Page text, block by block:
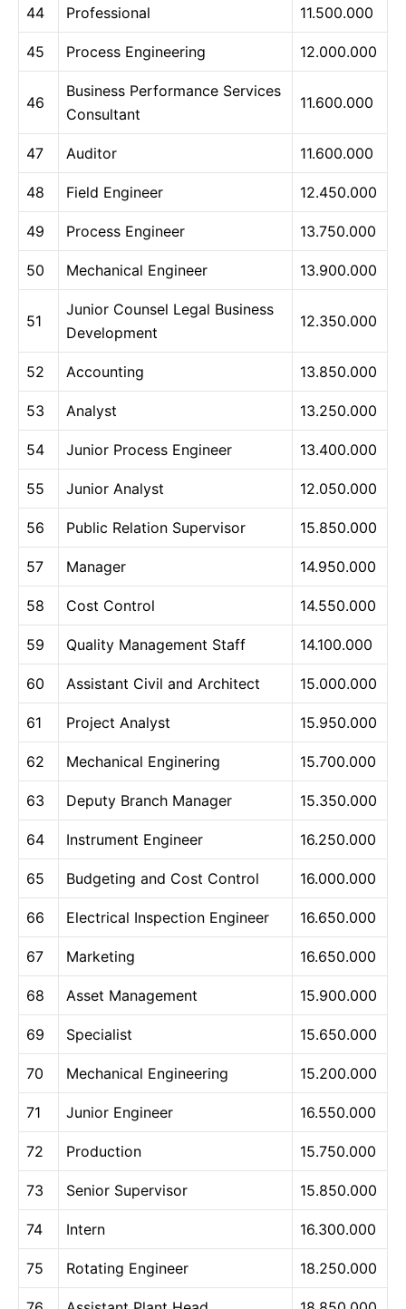
44 Professional 11.500.000
45 Process Engineering 12.000.000
46
Business Performance Services
Consultant
11.600.000
47 Auditor 11.600.000
48 Field Engineer 12.450.000
49 Process Engineer 13.750.000
50 Mechanical Engineer 13.900.000
51
Junior Counsel Legal Business
Development
12.350.000
52 Accounting 13.850.000
53 Analyst 13.250.000
54 Junior Process Engineer 13.400.000
55 Junior Analyst 12.050.000
56 Public Relation Supervisor 15.850.000
57 Manager 14.950.000
58 Cost Control 14.550.000
59 Quality Management Staff 14.100.000
60 Assistant Civil and Architect 15.000.000
61 Project Analyst 15.950.000
62 Mechanical Enginering 15.700.000
63 Deputy Branch Manager 15.350.000
64 Instrument Engineer 16.250.000
65 Budgeting and Cost Control 16.000.000
66 Electrical Inspection Engineer 16.650.000
67 Marketing 16.650.000
68 Asset Management 15.900.000
69 Specialist 15.650.000
70 Mechanical Engineering 15.200.000
71 Junior Engineer 16.550.000
72 Production 15.750.000
73 Senior Supervisor 15.850.000
74 Intern 16.300.000
75 Rotating Engineer 18.250.000